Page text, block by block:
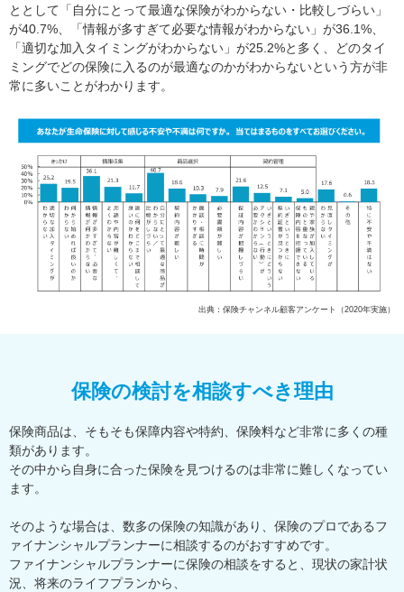
ととして「自分にとって最適な保険がわからない・比較しづらい」
が40.7%、「情報が多すぎて必要な情報がわからない」が36.1%、
「適切な加入タイミングがわからない」が25.2%と多く、どのタイ
ミングでどの保険に入るのが最適なのかがわからないという方が非
常に多いことがわかります。
出典：保険チャンネル顧客アンケート（2020年実施）
保険の検討を相談すべき理由
保険商品は、そもそも保障内容や特約、保険料など非常に多くの種
類があります。
その中から自身に合った保険を見つけるのは非常に難しくなってい
ます。
そのような場合は、数多の保険の知識があり、保険のプロであるフ
ァイナンシャルプランナーに相談するのがおすすめです。
ファイナンシャルプランナーに保険の相談をすると、現状の家計状
況、将来のライフプランから、